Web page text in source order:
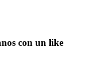
con un like